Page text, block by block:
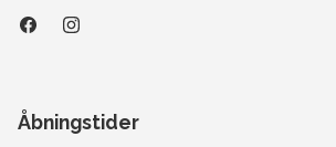
Åbningstider